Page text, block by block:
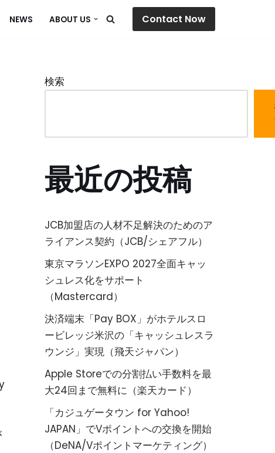
NEWS ABOUT US Contact Now
検索
最近の投稿
JCB加盟店の人材不足解決のためのア
ライアンス契約（JCB/シェアフル）
東京マラソンEXPO 2027全面キャッ
シュレス化をサポート
（Mastercard）
決済端末「Pay BOX」がホテルスロ
ービレッジ米沢の「キャッシュレスラ
ウンジ」実現（飛天ジャパン）
Apple Storeでの分割払い手数料を最
大24回まで無料に（楽天カード）
「カジュゲータウン for Yahoo!
JAPAN」でVポイントへの交換を開始
（DeNA/Vポイントマーケティング）